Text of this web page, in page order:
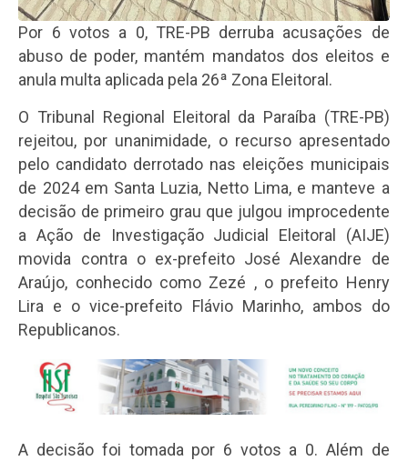
Por 6 votos a 0, TRE-PB derruba acusações de
abuso de poder, mantém mandatos dos eleitos e
anula multa aplicada pela 26ª Zona Eleitoral.
O Tribunal Regional Eleitoral da Paraíba (TRE-PB)
rejeitou, por unanimidade, o recurso apresentado
pelo candidato derrotado nas eleições municipais
de 2024 em Santa Luzia, Netto Lima, e manteve a
decisão de primeiro grau que julgou improcedente
a Ação de Investigação Judicial Eleitoral (AIJE)
movida contra o ex-prefeito José Alexandre de
Araújo, conhecido como Zezé , o prefeito Henry
Lira e o vice-prefeito Flávio Marinho, ambos do
Republicanos.
A decisão foi tomada por 6 votos a 0. Além de